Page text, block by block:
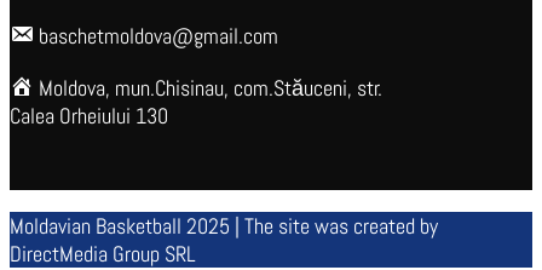
baschetmoldova@gmail.com
Moldova, mun.Chisinau, com.Stăuceni, str.
Calea Orheiului 130
Moldavian Basketball 2025 | The site was created by
DirectMedia Group SRL